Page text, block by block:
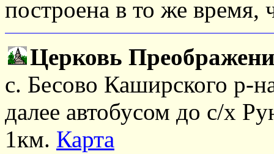
построена в то же время,
Церковь
с. Бесово Каширского р-
далее автобусом до с/х
1км. Карта